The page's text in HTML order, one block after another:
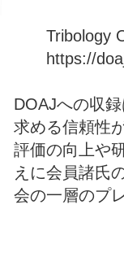
Tribology
https://
DOAJへの収
求める信頼性
評価の向上や
えに会員諸氏
会の一層のプ